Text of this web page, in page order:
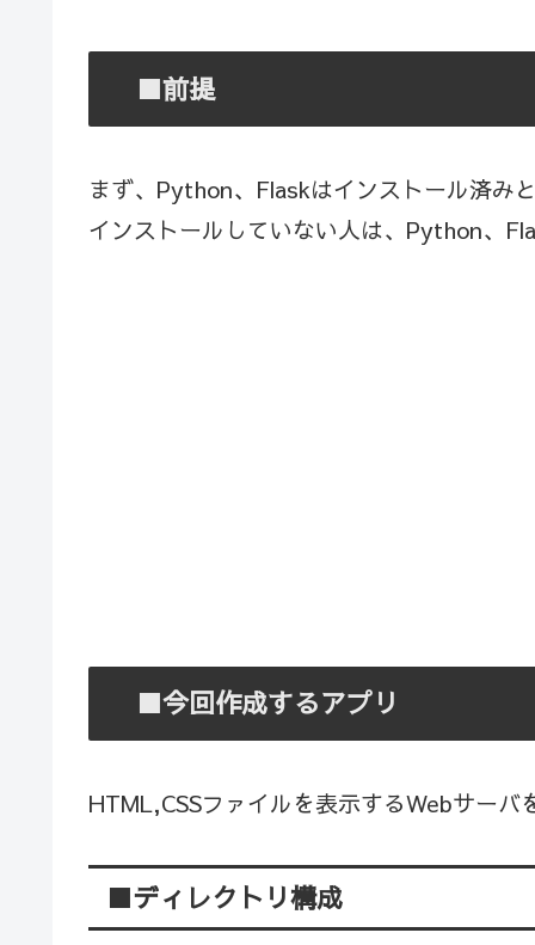
■前提
まず、Python、Flaskはインストール済みと
インストールしていない人は、Python、
■今回作成するアプリ
HTML,CSSファイルを表示するWebサーバ
■ディレクトリ構成